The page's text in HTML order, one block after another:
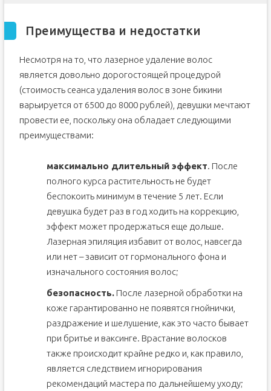
Преимущества и недостатки
Несмотря на то, что лазерное удаление волос
является довольно дорогостоящей процедурой
(стоимость сеанса удаления волос в зоне бикини
варьируется от 6500 до 8000 рублей), девушки мечтают
провести ее, поскольку она обладает следующими
преимуществами:
максимально длительный эффект. После
полного курса растительность не будет
беспокоить минимум в течение 5 лет. Если
девушка будет раз в год ходить на коррекцию,
эффект может продержаться еще дольше.
Лазерная эпиляция избавит от волос, навсегда
или нет – зависит от гормонального фона и
изначального состояния волос;
безопасность.После лазерной обработки на
коже гарантированно не появятся гнойнички,
раздражение и шелушение, как это часто бывает
при бритье и ваксинге. Врастание волосков
также происходит крайне редко и, как правило,
является следствием игнорирования
рекомендаций мастера по дальнейшему уходу;